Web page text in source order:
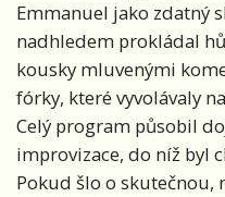
Emmanuel jako zdatný
nadhledem prokládal
kousky mluvenými
fórky, které vyvolávaly
Celý program působil
improvizace, do níž byl
Pokud šlo o skutečnou,